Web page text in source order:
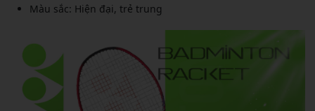
Màu sắc: Hiện đại, trẻ trung